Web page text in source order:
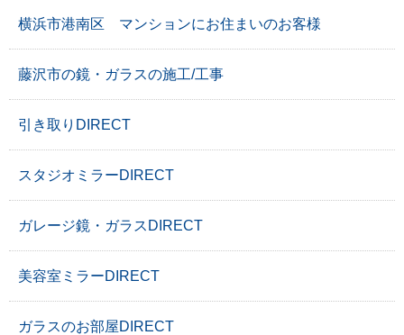
横浜市港南区 マンションにお住まいのお客様
藤沢市の鏡・ガラスの施工/工事
引き取りDIRECT
スタジオミラーDIRECT
ガレージ鏡・ガラスDIRECT
美容室ミラーDIRECT
ガラスのお部屋DIRECT